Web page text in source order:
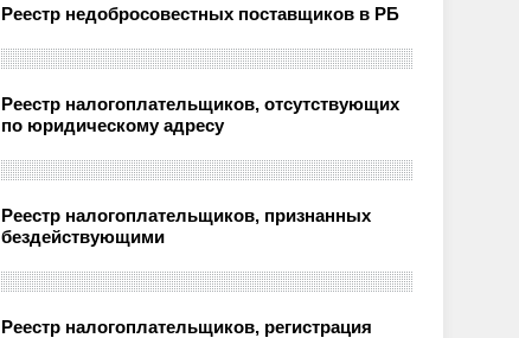
Реестр недобросовестных поставщиков в РБ
Реестр налогоплательщиков, отсутствующих
по юридическому адресу
Реестр налогоплательщиков, признанных
бездействующими
Реестр налогоплательщиков, регистрация